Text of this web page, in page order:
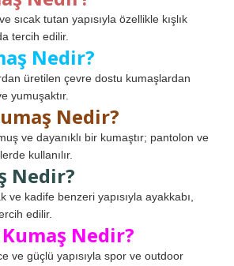
sıcak tutan yapısıyla özellikle kışlık
tercih edilir.
Nedir?
üretilen çevre dostu kumaşlardan
yumuşaktır.
Nedir?
ve dayanıklı bir kumaştır; pantolon ve
kullanılır.
Nedir?
ve kadife benzeri yapısıyla ayakkabı,
edilir.
Nedir?
ve güçlü yapısıyla spor ve outdoor